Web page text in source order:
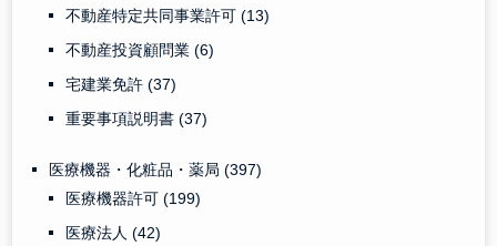
不動産特定共同事業許可(13)
不動産投資顧問業(6)
宅建業免許(37)
重要事項説明書(37)
医療機器・化粧品・薬局(397)
医療機器許可(199)
医療法人(42)